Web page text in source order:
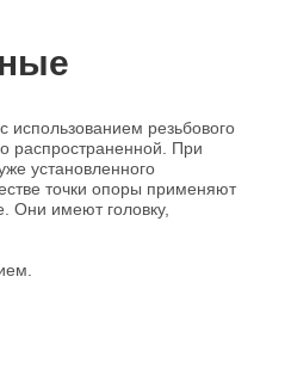
использованием резьбового
распространенной. При
установленного
точки опоры применяют
Они имеют головку,